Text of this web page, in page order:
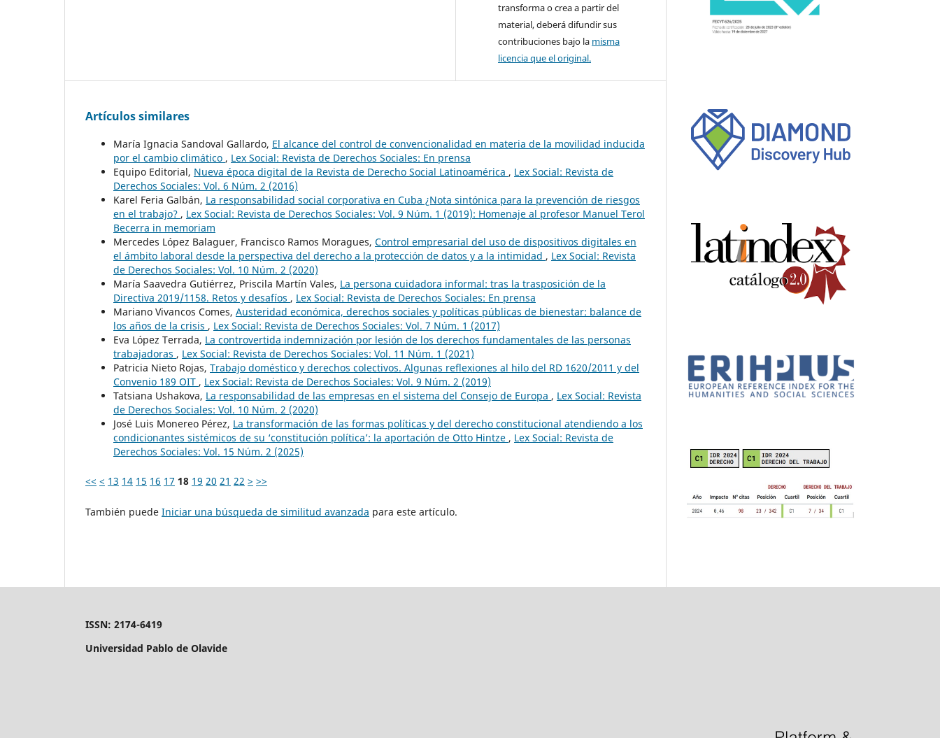
transforma o crea a partir del
material, deberá difundir sus
contribuciones bajo la misma
licencia que el original.
Artículos similares
María Ignacia Sandoval Gallardo, El alcance del control de convencionalidad en materia de la movilidad inducida
por el cambio climático , Lex Social: Revista de Derechos Sociales: En prensa
Equipo Editorial, Nueva época digital de la Revista de Derecho Social Latinoamérica , Lex Social: Revista de
Derechos Sociales: Vol. 6 Núm. 2 (2016)
Karel Feria Galbán, La responsabilidad social corporativa en Cuba ¿Nota sintónica para la prevención de riesgos
en el trabajo? , Lex Social: Revista de Derechos Sociales: Vol. 9 Núm. 1 (2019): Homenaje al profesor Manuel Terol
Becerra in memoriam
Mercedes López Balaguer, Francisco Ramos Moragues, Control empresarial del uso de dispositivos digitales en
el ámbito laboral desde la perspectiva del derecho a la protección de datos y a la intimidad , Lex Social: Revista
de Derechos Sociales: Vol. 10 Núm. 2 (2020)
María Saavedra Gutiérrez, Priscila Martín Vales, La persona cuidadora informal: tras la trasposición de la
Directiva 2019/1158. Retos y desafíos , Lex Social: Revista de Derechos Sociales: En prensa
Mariano Vivancos Comes, Austeridad económica, derechos sociales y políticas públicas de bienestar: balance de
los años de la crisis , Lex Social: Revista de Derechos Sociales: Vol. 7 Núm. 1 (2017)
Eva López Terrada, La controvertida indemnización por lesión de los derechos fundamentales de las personas
trabajadoras , Lex Social: Revista de Derechos Sociales: Vol. 11 Núm. 1 (2021)
Patricia Nieto Rojas, Trabajo doméstico y derechos colectivos. Algunas reflexiones al hilo del RD 1620/2011 y del
Convenio 189 OIT , Lex Social: Revista de Derechos Sociales: Vol. 9 Núm. 2 (2019)
Tatsiana Ushakova, La responsabilidad de las empresas en el sistema del Consejo de Europa , Lex Social: Revista
de Derechos Sociales: Vol. 10 Núm. 2 (2020)
José Luis Monereo Pérez, La transformación de las formas políticas y del derecho constitucional atendiendo a los
condicionantes sistémicos de su ‘constitución política’: la aportación de Otto Hintze , Lex Social: Revista de
Derechos Sociales: Vol. 15 Núm. 2 (2025)
<< < 13 14 15 16 17 18 19 20 21 22 > >>
También puede Iniciar una búsqueda de similitud avanzada para este artículo.
ISSN: 2174-6419
Universidad Pablo de Olavide